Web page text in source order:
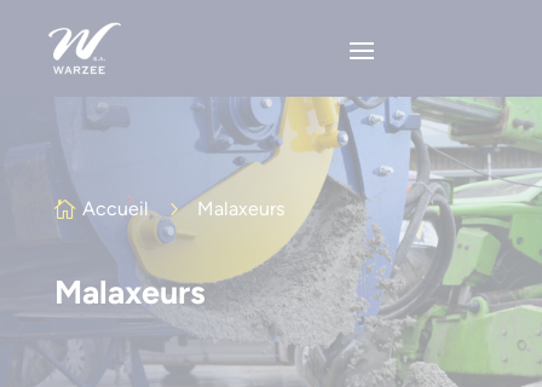
 Accueil 5 Malaxeurs
Malaxeurs